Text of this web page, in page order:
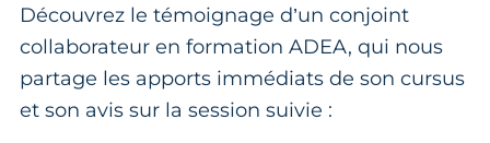
Découvrez le témoignage d’un conjoint
collaborateur en formation ADEA, qui nous
partage les apports immédiats de son cursus
et son avis sur la session suivie :